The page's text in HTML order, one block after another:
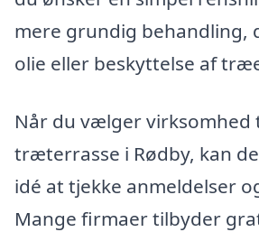
mere grundig behandling,
olie eller beskyttelse af
Når du vælger virksomhed
træterrasse i Rødby, kan
idé at tjekke anmeldelser
Mange firmaer tilbyder